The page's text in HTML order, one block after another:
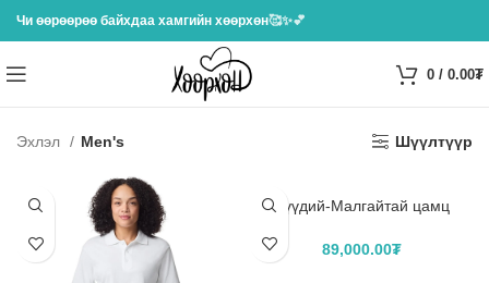
Чи өөрөөрөө байхдаа хамгийн хөөрхөн🥰✨💕
0 / 0.00₮
Эхлэл Men's Шүүлтүүр
Хүүдий-Малгайтай цамц
89,000.00₮